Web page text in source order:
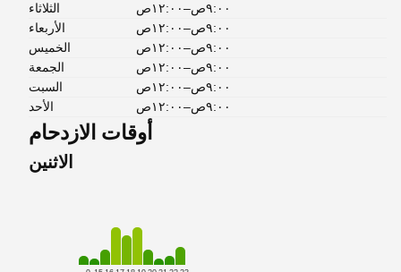
الثلاثاء
٩:٠٠ص–١٢:٠٠ص
الأربعاء
٩:٠٠ص–١٢:٠٠ص
الخميس
٩:٠٠ص–١٢:٠٠ص
الجمعة
٩:٠٠ص–١٢:٠٠ص
السبت
٩:٠٠ص–١٢:٠٠ص
الأحد
٩:٠٠ص–١٢:٠٠ص
أوقات الازدحام
الاثنين